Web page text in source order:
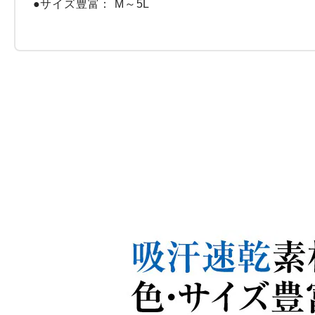
●サイズ豊富： M～5L